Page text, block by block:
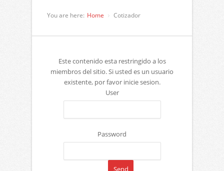
You are here: Home Cotizador
Este contenido esta restringido a los
miembros del sitio. Si usted es un usuario
existente, por favor inicie sesion.
User
Password